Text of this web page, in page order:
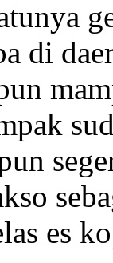
di
es